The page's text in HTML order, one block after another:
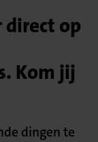
direct op
Kom jij
dingen te